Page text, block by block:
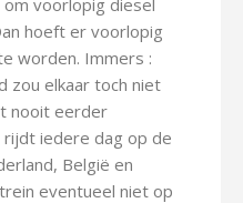
voorlopig diesel
hoeft er voorlopig
worden. Immers :
zou elkaar toch niet
nooit eerder
rijdt iedere dag op de
België en
eventueel niet op